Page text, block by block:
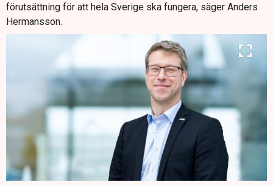
förutsättning för att hela Sverige ska fungera, säger Anders
Hermansson.